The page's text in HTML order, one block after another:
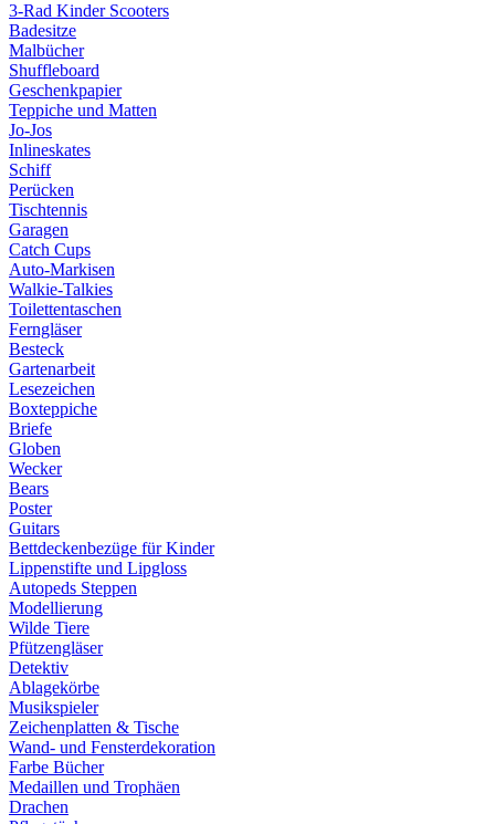
3-Rad Kinder Scooters
Badesitze
Malbücher
Shuffleboard
Geschenkpapier
Teppiche und Matten
Jo-Jos
Inlineskates
Schiff
Perücken
Tischtennis
Garagen
Catch Cups
Auto-Markisen
Walkie-Talkies
Toilettentaschen
Ferngläser
Besteck
Gartenarbeit
Lesezeichen
Boxteppiche
Briefe
Globen
Wecker
Bears
Poster
Guitars
Bettdeckenbezüge für Kinder
Lippenstifte und Lipgloss
Autopeds Steppen
Modellierung
Wilde Tiere
Pfützengläser
Detektiv
Ablagekörbe
Musikspieler
Zeichenplatten & Tische
Wand- und Fensterdekoration
Farbe Bücher
Medaillen und Trophäen
Drachen